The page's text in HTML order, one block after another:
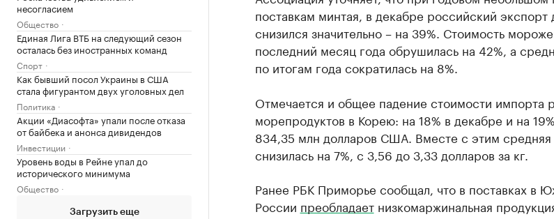
несогласием
Общество
Единая Лига ВТБ на следующий сезон
осталась без иностранных команд
Спорт
Как бывший посол Украины в США
стала фигурантом двух уголовных дел
Политика
Акции «Диасофта» упали после отказа
от байбека и анонса дивидендов
Инвестиции
Уровень воды в Рейне упал до
исторического минимума
Общество
Загрузить еще
поставкам минтая, в декабре российский экспорт
снизился значительно – на 39%. Стоимость
последний месяц года обрушилась на 42%, а
по итогам года сократилась на 8%.
Отмечается и общее падение стоимости импорта
морепродуктов в Корею: на 18% в декабре и на
834,35 млн долларов США. Вместе с этим средняя
снизилась на 7%, с 3,56 до 3,33 долларов за кг.
Ранее РБК Приморье сообщал, что в поставках в
России преобладаетнизкомаржинальная